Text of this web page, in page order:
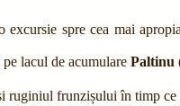
spre cea mai
lacul de acumulare Paltinu
ruginiul frunzișului în timp